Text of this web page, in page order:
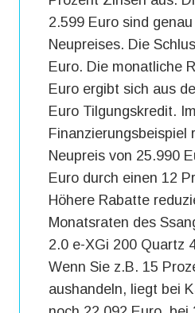
2.599 Euro sind
Neupreises. Die
Euro. Die monatliche
Euro ergibt sich aus
Euro Tilgungskredit.
Finanzierungsbeispiel
Neupreis von 25.990
Euro durch einen 12
Höhere Rabatte
Monatsraten des
2.0 e-XGi 200 Quartz
Wenn Sie z.B. 15
aushandeln, liegt bei